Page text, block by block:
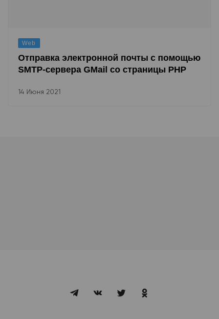
Web
Отправка электронной почты с помощью
SMTP-сервера GMail со страницы PHP
14 Июня 2021